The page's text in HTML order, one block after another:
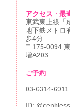
アクセス・最
東武東上線「
地下鉄メトロ
歩4分
〒175-0094
増A203
ご予約
03-6314-6911
ID: